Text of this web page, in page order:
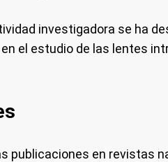
investigadora se ha
el estudio de las lentes
publicaciones en revistas